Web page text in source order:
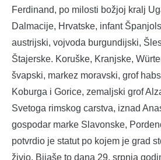
Ferdinand, po milosti božjoj kralj
Dalmacije, Hrvatske, infant
austrijski, vojvoda burgundijski,
Štajerske. Koruške, Kranjske,
švapski, markez moravski, grof
Koburga i Gorice, zemaljski grof
Svetoga rimskog carstva, iznad
gospodar marke Slavonske,
potvrdio je statut po kojem je grad
živio. Bijaše to dana 29. srpnja